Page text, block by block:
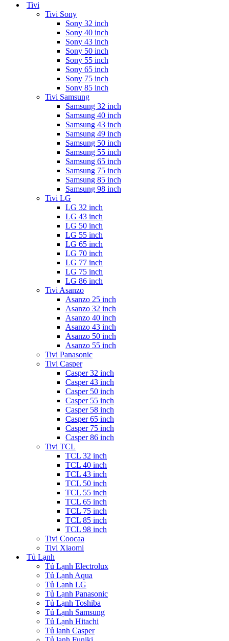
Tivi
Tivi Sony
Sony 32 inch
Sony 40 inch
Sony 43 inch
Sony 50 inch
Sony 55 inch
Sony 65 inch
Sony 75 inch
Sony 85 inch
Tivi Samsung
Samsung 32 inch
Samsung 40 inch
Samsung 43 inch
Samsung 49 inch
Samsung 50 inch
Samsung 55 inch
Samsung 65 inch
Samsung 75 inch
Samsung 85 inch
Samsung 98 inch
Tivi LG
LG 32 inch
LG 43 inch
LG 50 inch
LG 55 inch
LG 65 inch
LG 70 inch
LG 77 inch
LG 75 inch
LG 86 inch
Tivi Asanzo
Asanzo 25 inch
Asanzo 32 inch
Asanzo 40 inch
Asanzo 43 inch
Asanzo 50 inch
Asanzo 55 inch
Tivi Panasonic
Tivi Casper
Casper 32 inch
Casper 43 inch
Casper 50 inch
Casper 55 inch
Casper 58 inch
Casper 65 inch
Casper 75 inch
Casper 86 inch
Tivi TCL
TCL 32 inch
TCL 40 inch
TCL 43 inch
TCL 50 inch
TCL 55 inch
TCL 65 inch
TCL 75 inch
TCL 85 inch
TCL 98 inch
Tivi Coocaa
Tivi Xiaomi
Tủ Lạnh
Tủ Lạnh Electrolux
Tủ Lạnh Aqua
Tủ Lạnh LG
Tủ Lạnh Panasonic
Tủ Lạnh Toshiba
Tủ Lạnh Samsung
Tủ Lạnh Hitachi
Tủ lạnh Casper